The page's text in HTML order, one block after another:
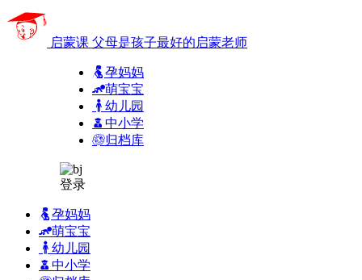
启蒙课 父母是孩子最好的启蒙老师
孕妈妈
萌宝宝
幼儿园
中小学
归档库
登录
孕妈妈
萌宝宝
幼儿园
中小学